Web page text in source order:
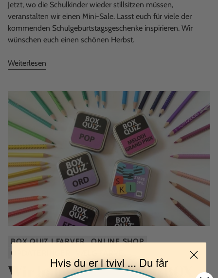
Jetzt, wo die Schulkinder wieder stillsitzen müssen,
veranstalten wir einen Mini-Sale. Lasst euch für viele der
kommenden Schulgeburtstagsgeschenke inspirieren. Wir
wünschen euch einen schönen Herbst.
Weiterlesen
BOX QUIZ I FARVER
ONLINE SHOP
OPDATERINGER
Wir haben einen neuen BOX
Hvis du er i tvivl ... Du får